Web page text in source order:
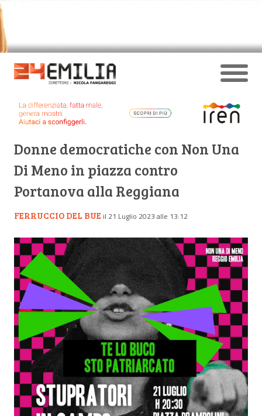
Donne democratiche con Non Una
Di Meno in piazza contro
Portanova alla Reggiana
FERRUCCIO DEL BUE il 21 Luglio 2023 alle 13:12